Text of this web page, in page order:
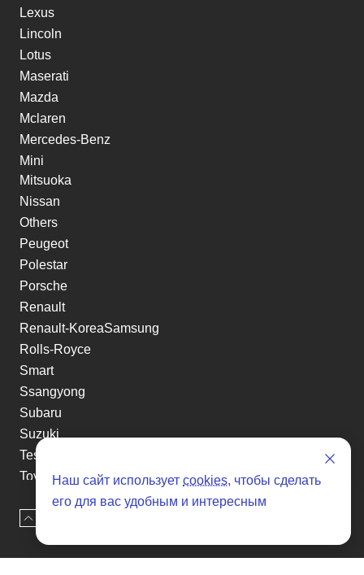
Lexus
Lincoln
Lotus
Maserati
Mazda
Mclaren
Mercedes-Benz
Mini
Mitsuoka
Nissan
Others
Peugeot
Polestar
Porsche
Renault
Renault-KoreaSamsung
Rolls-Royce
Smart
Ssangyong
Subaru
Suzuki
Tesla
Toyota
Volkswagen
Volvo
Xin yuan
etc
Наш сайт использует cookies, чтобы сделать
его для вас удобным и интересным